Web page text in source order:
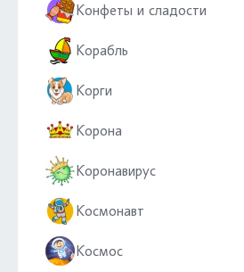
Конфеты и сладости
Корабль
Корги
Корона
Коронавирус
Космонавт
Космос